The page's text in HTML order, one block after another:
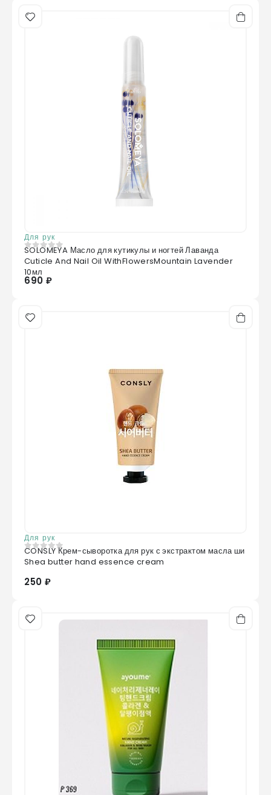
Для рук
0из 5
SOLOMEYA Масло для кутикулы и ногтей Лаванда
Cuticle And Nail Oil WithFlowersMountain Lavender
10мл
690 ₽
Для рук
0из 5
CONSLY Крем-сыворотка для рук с экстрактом масла ши
Shea butter hand essence cream
250 ₽